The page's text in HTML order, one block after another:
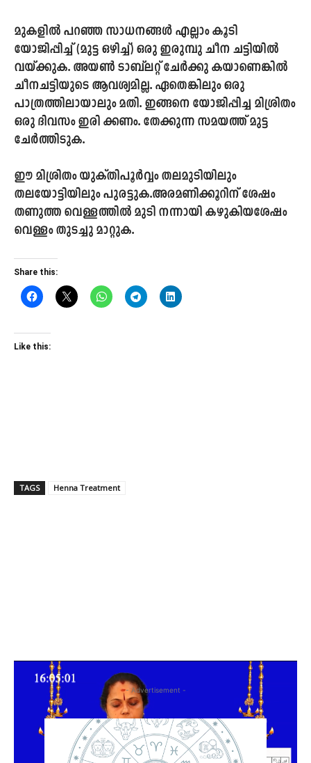
മുകളിൽ പറഞ്ഞ സാധനങ്ങൾ എല്ലാം കൂടി
യോജിപ്പിച്ച് (മുട്ട ഒഴിച്ച്) ഒരു ഇരുമ്പു ചീന ചട്ടിയിൽ
വയ്ക്കുക. അയൺ ടാബ്‌ലറ്റ് ചേർക്കു കയാണെങ്കിൽ
ചീനചട്ടിയുടെ ആവശ്യമില്ല. ഏതെങ്കിലും ഒരു
പാത്രത്തിലായാലും മതി. ഇങ്ങനെ യോജിപ്പിച്ച മിശ്രിതം
ഒരു ദിവസം ഇരി ക്കണം. തേക്കുന്ന സമയത്ത് മുട്ട
ചേർത്തിടുക.
ഈ മിശ്രിതം യുക്തിപൂർവ്വം തലമുടിയിലും
തലയോട്ടിയിലും പുരട്ടുക.അരമണിക്കൂറിന് ശേഷം
തണുത്ത വെള്ളത്തിൽ മുടി നന്നായി കഴുകിയശേഷം
വെള്ളം തുടച്ചു മാറ്റുക.
Share this:
Like this:
TAGS Henna Treatment
- Advertisement -